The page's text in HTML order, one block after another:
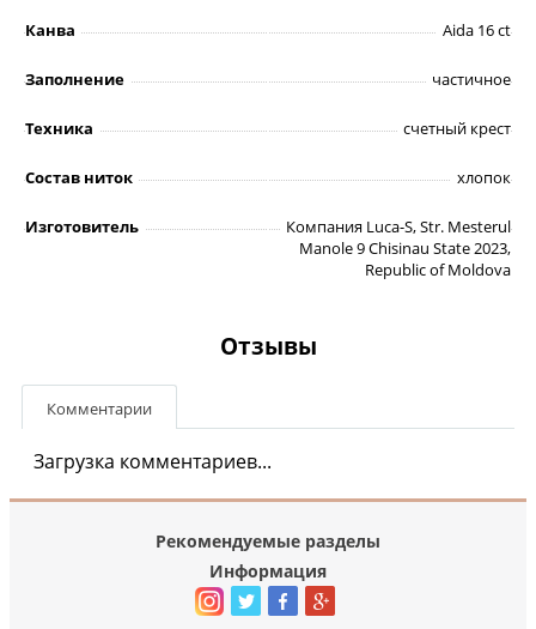
Канва Aida 16 ct
Заполнение частичное
Техника счетный крест
Состав ниток хлопок
Изготовитель
Компания Luca-S, Str. Mesterul
Manole 9 Chisinau State 2023,
Republic of Moldova
Отзывы
Комментарии
Загрузка комментариев...
Рекомендуемые разделы
Информация